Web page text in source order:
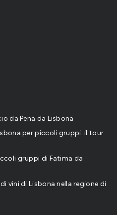
da Pena da Lisbona
per piccoli gruppi: il tour
gruppi di Fatima da
vini di Lisbona nella regione di